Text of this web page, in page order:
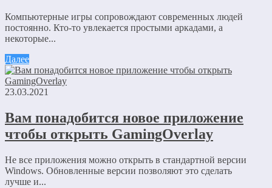
Компьютерные игры сопровождают современных людей
постоянно. Кто-то увлекается простыми аркадами, а
некоторые...
Далее
23.03.2021
Вам понадобится новое приложение
чтобы открыть GamingOverlay
Не все приложения можно открыть в стандартной версии
Windows. Обновленные версии позволяют это сделать
лучше и...